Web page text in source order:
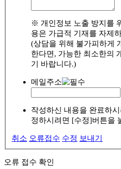
※ 개인정보 노출 방지를
용은 가급적 기재를 자제
(상담을 위해 불가피하게
한다면, 가능한 최소한의
기 바랍니다.)
메일주소
작성하신 내용을 완료하
정하시려면 [수정]버튼을
취소 오류접수 수정 보내기
오류 접수 확인